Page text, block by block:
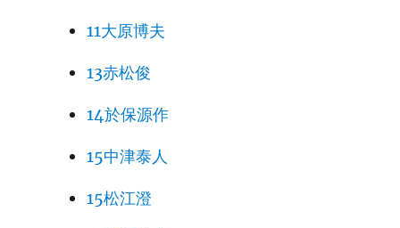
11大原博夫
13赤松俊
14於保源作
15中津泰人
15松江澄